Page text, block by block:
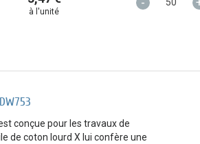
à l'unité
conçue pour les travaux de
de coton lourd X lui confère une